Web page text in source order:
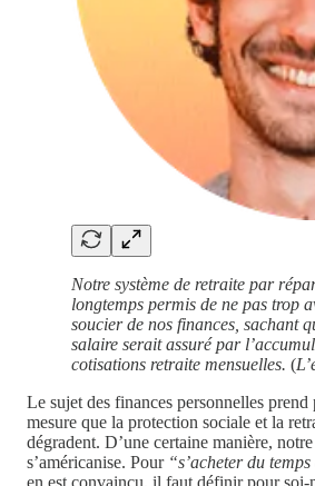
Notre système de retraite par
longtemps permis de ne pas trop
soucier de nos finances, sachant
salaire serait assuré par
cotisations retraite mensuelles. (
Le sujet des finances personnelles prend
mesure que la protection sociale et la
dégradent. D’une certaine manière,
s’américanise. Pour “s’acheter du
en est convaincu, il faut définir pour soi-